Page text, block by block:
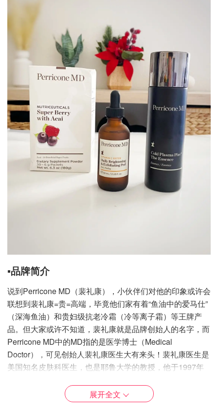
▪️品牌简介
说到Perricone MD（裴礼康），小伙伴们对他的印象或许会
联想到裴礼康=贵=高端，毕竟他们家有着“鱼油中的爱马仕”
（深海鱼油）和贵妇级抗老冷霜（冷等离子霜）等王牌产
品。但大家或许不知道，裴礼康就是品牌创始人的名字，而
Perricone MD中的MD指的是医学博士（Medical
Doctor），可见创始人裴礼康医生大有来头！裴礼康医生是
美国知名皮肤科医生，也是耶鲁大学的教授，他于1997年
老，提供医美级别的专业美容护肤产品！
展开全文